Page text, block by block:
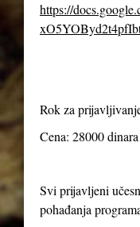
https://
Rok za
Cena: 28000
Svi prijavljeni
pohađanja